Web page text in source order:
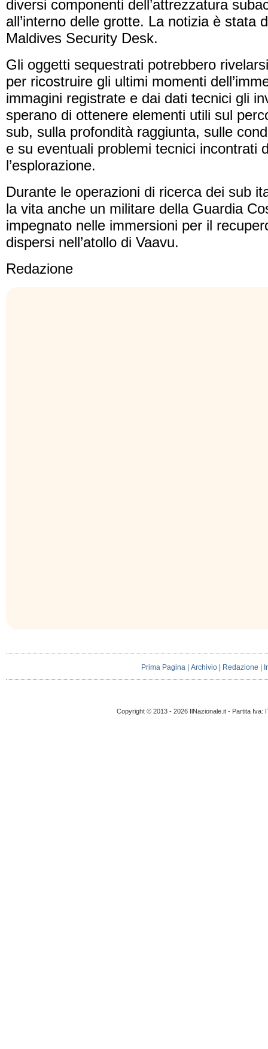
diversi componenti dell’attrezzatura
all’interno delle grotte. La notizia è stata
Maldives Security Desk.
Gli oggetti sequestrati potrebbero
per ricostruire gli ultimi momenti
immagini registrate e dai dati tecnici gli
sperano di ottenere elementi utili sul
sub, sulla profondità raggiunta, sulle
e su eventuali problemi tecnici incontrati
l’esplorazione.
Durante le operazioni di ricerca dei sub
la vita anche un militare della Guardia
impegnato nelle immersioni per il
dispersi nell’atollo di Vaavu.
Redazione
Prima Pagina |Archivio Redazione
Copyright © 2013 - 2026 IlNazionale.it - Partita Iva: